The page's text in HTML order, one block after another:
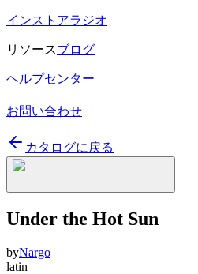
インストアラジオ
リソースブログ
ヘルプセンター
お問い合わせ
カタログに戻る
Under the Hot Sun
byNargo
latin